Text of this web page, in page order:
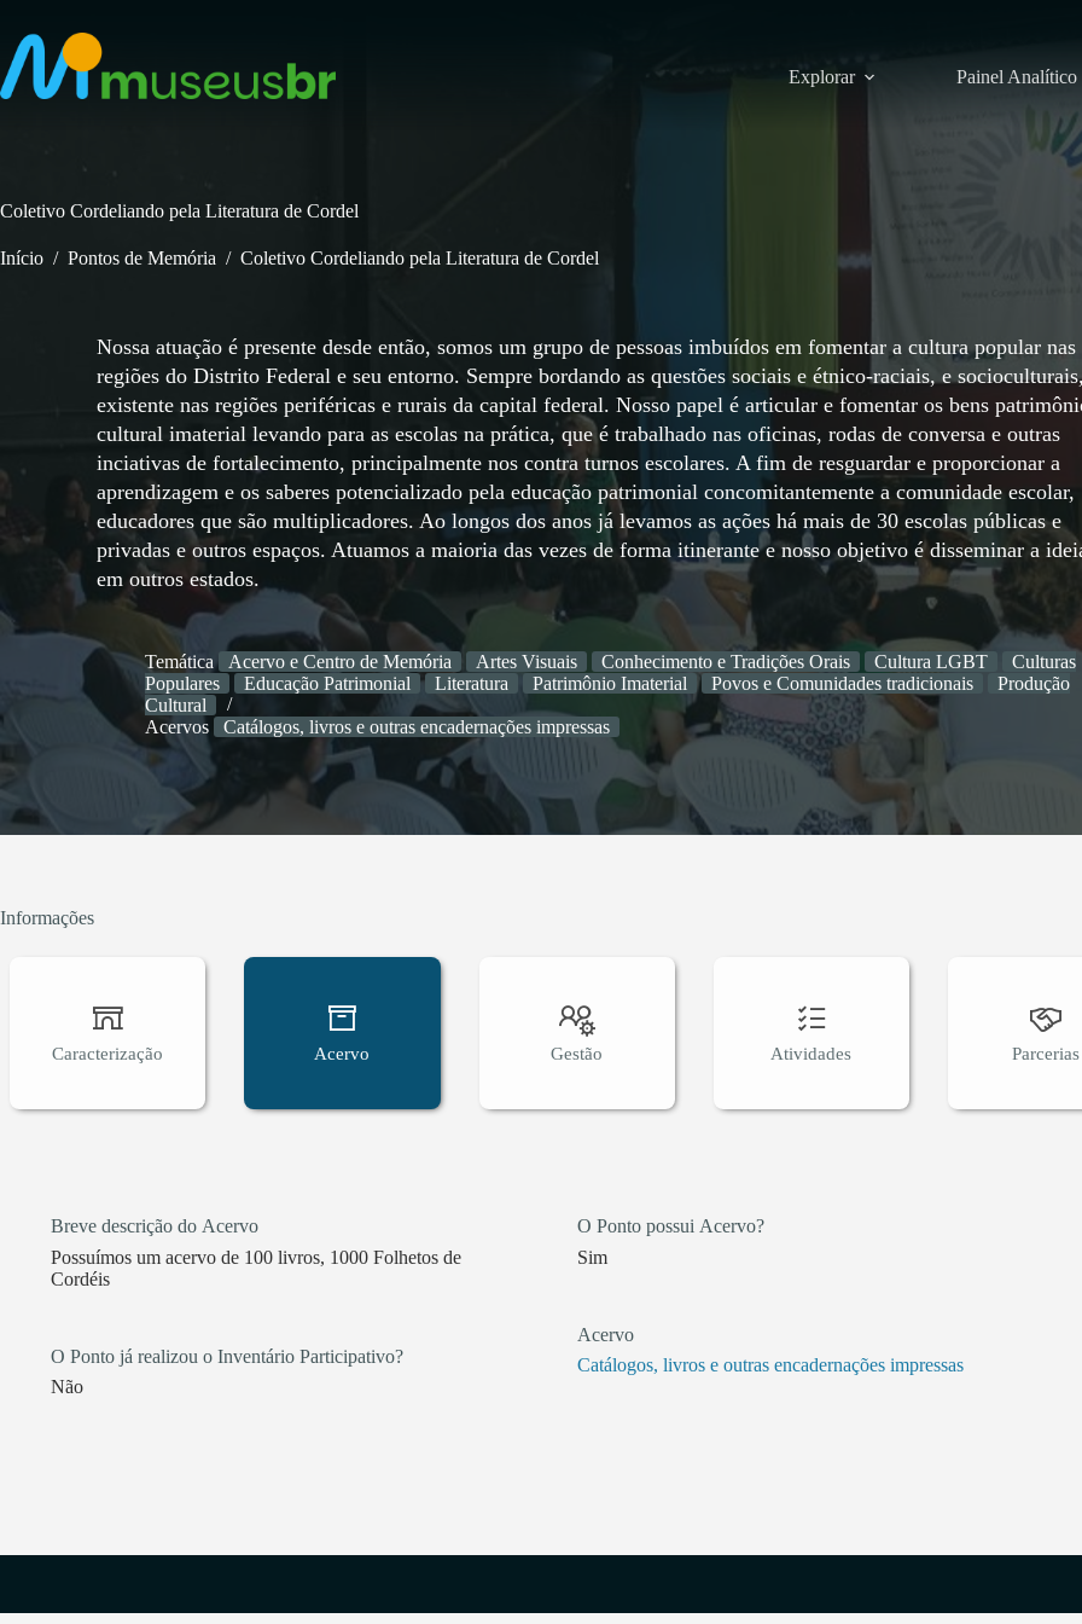
para
conteúdo
Explorar Painel Analítico
Coletivo Cordeliando pela Literatura de Cordel
Início / Pontos de Memória / Coletivo Cordeliando pela Literatura de Cordel
Nossa atuação é presente desde então, somos um grupo de pessoas imbuídos em fomentar a cultura popular nas
regiões do Distrito Federal e seu entorno. Sempre bordando as questões sociais e étnico-raciais, e
existente nas regiões periféricas e rurais da capital federal. Nosso papel é articular e fomentar os bens
cultural imaterial levando para as escolas na prática, que é trabalhado nas oficinas, rodas de conversa e outras
inciativas de fortalecimento, principalmente nos contra turnos escolares. A fim de resguardar e proporcionar a
aprendizagem e os saberes potencializado pela educação patrimonial concomitantemente a comunidade escolar,
educadores que são multiplicadores. Ao longos dos anos já levamos as ações há mais de 30 escolas públicas e
privadas e outros espaços. Atuamos a maioria das vezes de forma itinerante e nosso objetivo é disseminar a
em outros estados.
Temática Acervo e Centro de Memória Artes Visuais Conhecimento e Tradições Orais Cultura LGBT
Culturas
Populares
Educação Patrimonial Literatura Patrimônio Imaterial Povos e Comunidades tradicionais
Produção
Cultural
Acervos
Catálogos, livros e outras encadernações impressas
Informações
Caracterização Acervo
Breve descrição do Acervo
Possuímos um acervo de 100 livros, 1000 Folhetos de
Cordéis
O Ponto já realizou o Inventário Participativo?
Não
O Ponto possui Acervo?
Sim
Acervo
Catálogos, livros e outras encadernações impressas
Gestão Atividades Parcerias